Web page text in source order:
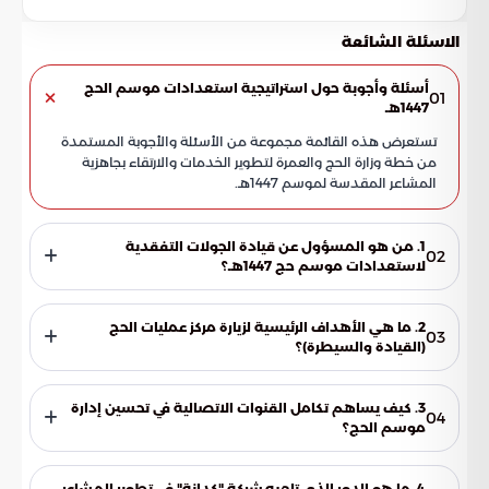
الاسئلة الشائعة
01أسئلة وأجوبة حول استراتيجية استعدادات موسم الحج
1447هـ
تستعرض هذه القائمة مجموعة من الأسئلة والأجوبة المستمدة
من خطة وزارة الحج والعمرة لتطوير الخدمات والارتقاء بجاهزية
المشاعر المقدسة لموسم 1447هـ.
02 1. من هو المسؤول عن قيادة الجولات التفقدية
لاستعدادات موسم حج 1447هـ؟
يقوم معالي وزير الحج والعمرة، الدكتور توفيق بن فوزان الربيعة،
بقيادة هذه الجولات الميدانية. وتأتي هذه الزيارات كجزء من سلسلة
من التفقدات للمرافق الحيوية والمنشآت الاستراتيجية، لضمان03 2. ما هي الأهداف الرئيسية لزيارة مركز عمليات الحج
(القيادة والسيطرة)؟
هدفت الزارة إلى استعراض آليات العمل المشترك بين مختلف
القطاعات لضمان سلامة الحجيج. وقد ركزت بشكل أساسي على
تقييم الخطط الميدانية، ومراجعة الإجراءات التشغيلية التي تضمن
تدفق الحشود البشرية وانسيابية حركتها في كافة المواقع
المقدسة.
04 3. كيف يساهم تكامل القنوات الاتصالية في تحسين إدارة
موسم الحج؟
يساهم تكامل القنوات في تفعيل لغة تواصل موحدة وسريعة بين
القطاعات الأمنية والخدمية. هذا التناغم يتيح سرعة التعامل مع